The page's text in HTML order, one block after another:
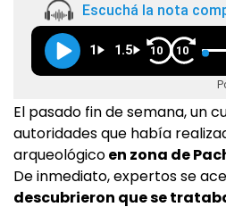
Escuchá la nota
1 1.5 10 10
El pasado fin de semana, un
autoridades que había
arqueológicoen zona de
De inmediato, expertos se
descubrieron que se